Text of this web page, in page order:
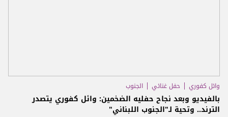
وائل كفوري حفل غنائي الجنوب
بالفيديو وبعد نجاح حفليه الضخمين: وائل كفوري يتصدر
الترند.. وتحية لـ"الجنوب اللبناني"